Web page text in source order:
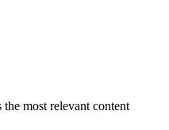
most relevant content